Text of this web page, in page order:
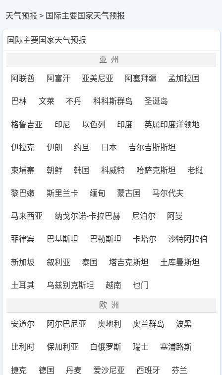
天气预报> 国际主要国家天气预报
国际主要国家天气预报
亚州
阿联酋 阿富汗 亚美尼亚 阿塞拜疆 孟加拉国
巴林 文莱 不丹 科科斯群岛 圣诞岛
格鲁吉亚 印尼 以色列 印度 英属印度洋领地
伊拉克 伊朗 约旦 日本 吉尔吉斯斯坦
柬埔寨 朝鲜 韩国 科威特 哈萨克斯坦 老挝
黎巴嫩 斯里兰卡 缅甸 蒙古国 马尔代夫
马来西亚 纳戈尔诺-卡拉巴赫 尼泊尔 阿曼
菲律宾 巴基斯坦 巴勒斯坦 卡塔尔 沙特阿拉伯
新加坡 叙利亚 泰国 塔吉克斯坦 土库曼斯坦
土耳其 乌兹别克斯坦 越南 也门
欧洲
安道尔 阿尔巴尼亚 奥地利 奥兰群岛 波黑
比利时 保加利亚 白俄罗斯 瑞士 塞浦路斯
捷克 德国 丹麦 爱沙尼亚 西班牙 芬兰